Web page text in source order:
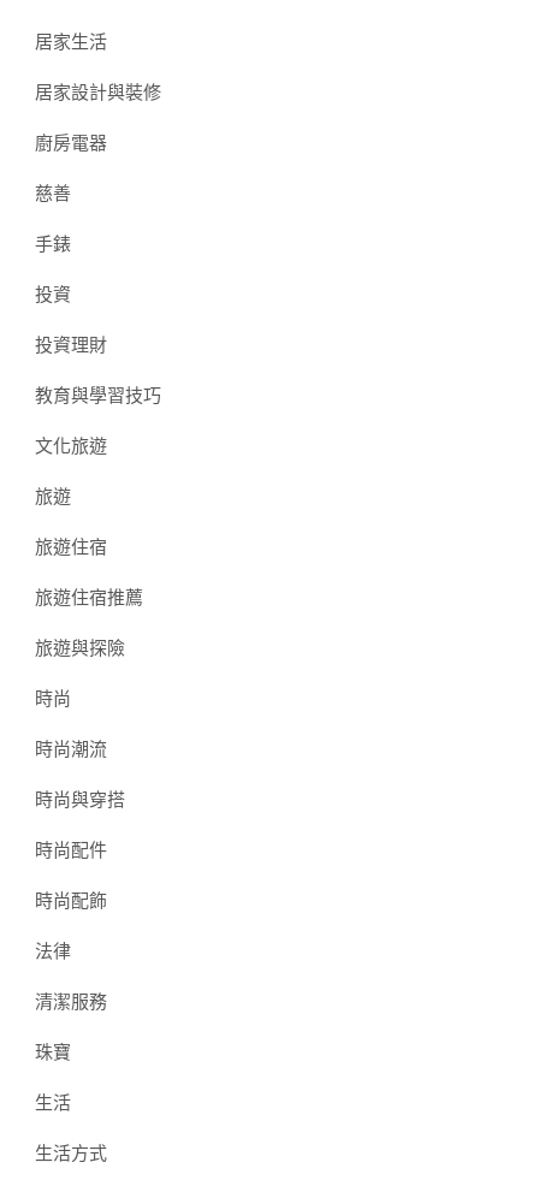
居家生活
居家設計與裝修
廚房電器
慈善
手錶
投資
投資理財
教育與學習技巧
文化旅遊
旅遊
旅遊住宿
旅遊住宿推薦
旅遊與探險
時尚
時尚潮流
時尚與穿搭
時尚配件
時尚配飾
法律
清潔服務
珠寶
生活
生活方式